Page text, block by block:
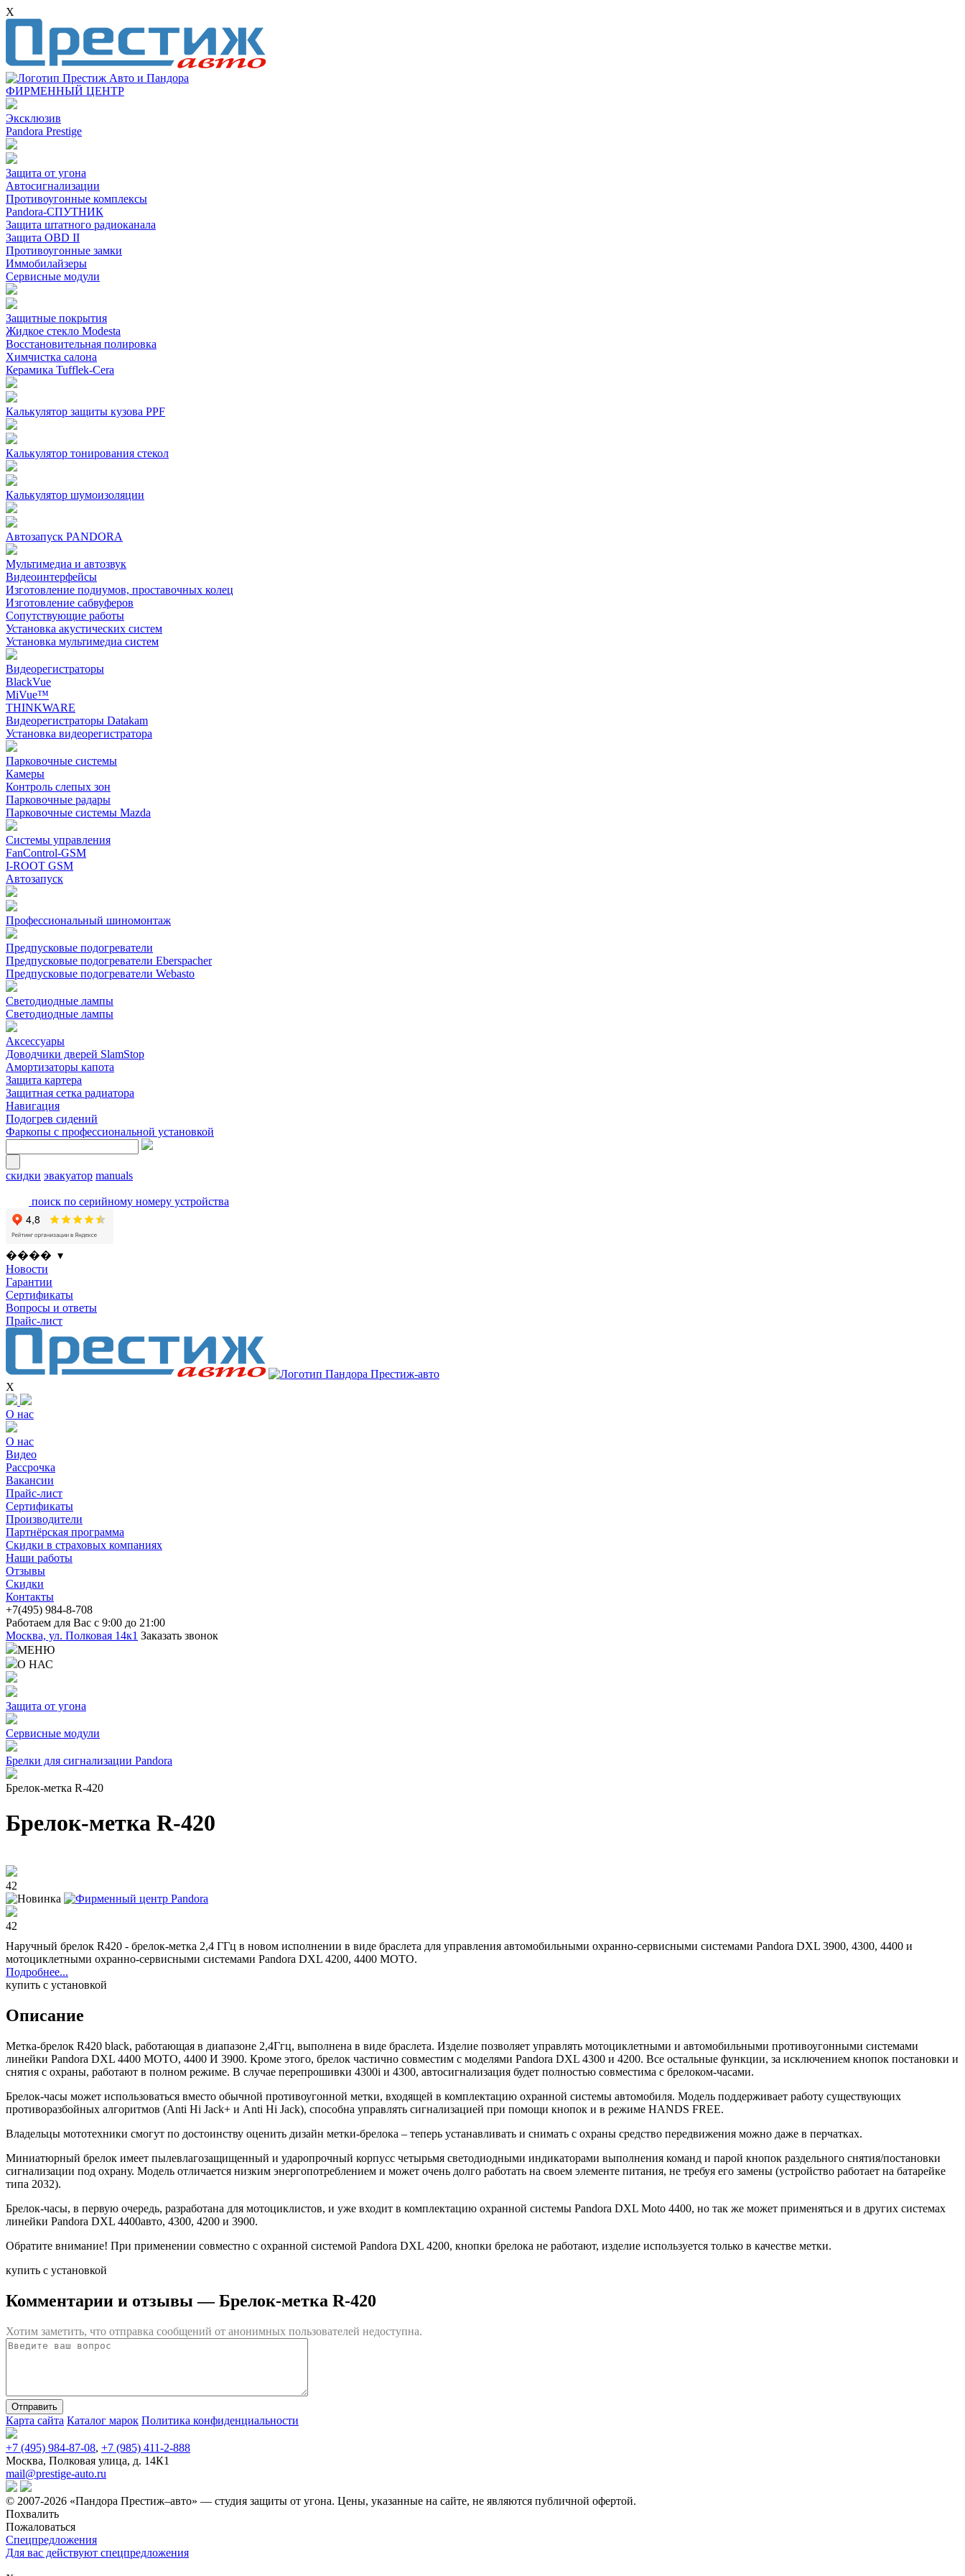
X
ФИРМЕННЫЙ ЦЕНТР
Эксклюзив
Pandora Prestige
Защита от угона
Автосигнализации
Противоугонные комплексы
Pandora-СПУТНИК
Защита штатного радиоканала
Защита OBD II
Противоугонные замки
Иммобилайзеры
Сервисные модули
Защитные покрытия
Жидкое стекло Modesta
Восстановительная полировка
Химчистка салона
Керамика Tufflek-Cera
Калькулятор защиты кузова PPF
Калькулятор тонирования стекол
Калькулятор шумоизоляции
Автозапуск PANDORA
Мультимедиа и автозвук
Видеоинтерфейсы
Изготовление подиумов, проставочных колец
Изготовление сабвуферов
Сопутствующие работы
Установка акустических систем
Установка мультимедиа систем
Видеорегистраторы
BlackVue
MiVue™
THINKWARE
Видеорегистраторы Datakam
Установка видеорегистратора
Парковочные системы
Камеры
Контроль слепых зон
Парковочные радары
Парковочные системы Mazda
Системы управления
FanControl-GSM
I-ROOT GSM
Автозапуск
Профессиональный шиномонтаж
Предпусковые подогреватели
Предпусковые подогреватели Eberspacher
Предпусковые подогреватели Webasto
Светодиодные лампы
Светодиодные лампы
Аксессуары
Доводчики дверей SlamStop
Амортизаторы капота
Защита картера
Защитная сетка радиатора
Навигация
Подогрев сидений
Фаркопы с профессиональной установкой
скидки эвакуатор manuals
поиск по серийному номеру устройства
���� ▾
Новости
Гарантии
Сертификаты
Вопросы и ответы
Прайс-лист
X
О нас
О нас
Видео
Рассрочка
Вакансии
Прайс-лист
Сертификаты
Производители
Партнёрская программа
Скидки в страховых компаниях
Наши работы
Отзывы
Скидки
Контакты
+7(495) 984-8-708
Работаем для Вас с 9:00 до 21:00
Москва, ул. Полковая 14к1 Заказать звонок
МЕНЮ
О НАС
Защита от угона
Сервисные модули
Брелки для сигнализации Pandora
Брелок-метка R-420
Брелок-метка R-420
42
42
Наручный брелок R420 - брелок-метка 2,4 ГГц в новом исполнении в виде браслета для управления автомобильными охранно-сервисными системами Pandora DXL 3900, 4300, 4400 и
мотоциклетными охранно-сервисными системами Pandora DXL 4200, 4400 MOTO.
Подробнее...
купить с установкой
Описание
Метка-брелок R420 black, работающая в диапазоне 2,4Ггц, выполнена в виде браслета. Изделие позволяет управлять мотоциклетными и автомобильными противоугонными системами
линейки Pandora DXL 4400 MOTO, 4400 И 3900. Кроме этого, брелок частично совместим с моделями Pandora DXL 4300 и 4200. Все остальные функции, за исключением кнопок постановки и
снятия с охраны, работают в полном режиме. В случае перепрошивки 4300i и 4300, автосигнализация будет полностью совместима с брелоком-часами.
Брелок-часы может использоваться вместо обычной противоугонной метки, входящей в комплектацию охранной системы автомобиля. Модель поддерживает работу существующих
противоразбойных алгоритмов (Anti Hi Jack+ и Anti Hi Jack), способна управлять сигнализацией при помощи кнопок и в режиме HANDS FREE.
Владельцы мототехники смогут по достоинству оценить дизайн метки-брелока – теперь устанавливать и снимать с охраны средство передвижения можно даже в перчатках.
Миниатюрный брелок имеет пылевлагозащищенный и ударопрочный корпусс четырьмя светодиодными индикаторами выполнения команд и парой кнопок раздельного снятия/постановки
сигнализации под охрану. Модель отличается низким энергопотреблением и может очень долго работать на своем элементе питания, не требуя его замены (устройство работает на батарейке
типа 2032).
Брелок-часы, в первую очередь, разработана для мотоциклистов, и уже входит в комплектацию охранной системы Pandora DXL Moto 4400, но так же может применяться и в других системах
линейки Pandora DXL 4400авто, 4300, 4200 и 3900.
Обратите внимание! При применении совместно с охранной системой Pandora DXL 4200, кнопки брелока не работают, изделие используется только в качестве метки.
купить с установкой
Комментарии и отзывы— Брелок-метка R-420
Хотим заметить, что отправка сообщений от анонимных пользователей недоступна.
Карта сайта Каталог марок Политика конфиденциальности
+7 (495) 984-87-08, +7 (985) 411-2-888
Москва, Полковая улица, д. 14К1
mail@prestige-auto.ru
© 2007-2026 «Пандора Престиж–авто» — студия защиты от угона. Цены, указанные на сайте, не являются публичной офертой.
Похвалить
Пожаловаться
Спецпредложения
Для вас действуют спецпредложения